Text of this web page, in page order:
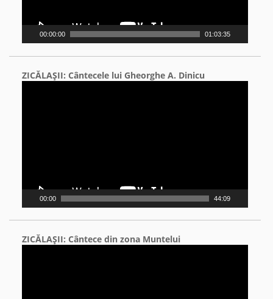
00:00:00 01:03:35
ZICĂLAŞII: Cântecele lui Gheorghe A. Dinicu
00:00 44:09
ZICĂLAŞII: Cântece din zona Muntelui